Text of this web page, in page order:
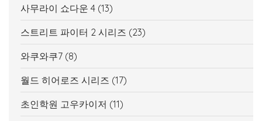
사무라이 쇼다운 4 (13)
스트리트 파이터 2 시리즈 (23)
와쿠와쿠7 (8)
월드 히어로즈 시리즈 (17)
초인학원 고우카이저 (11)